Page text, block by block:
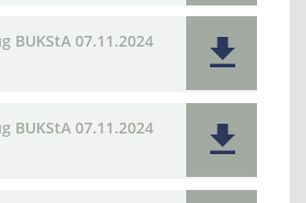
BUKStA 07.11.2024
BUKStA 07.11.2024